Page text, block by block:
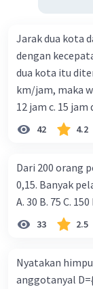
Jarak dua kota
dengan
dua kota itu
km/jam, maka
42 4.2
Dari 200 orang
0,15. Banyak
A. 30 B. 75 C. 150
33 2.5
Nyatakan
anggotanyal